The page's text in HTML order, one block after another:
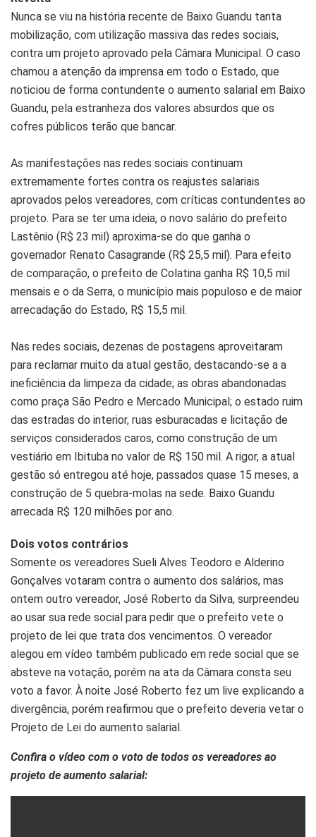
Nunca se viu na história recente de Baixo Guandu tanta
mobilização, com utilização massiva das redes sociais,
contra um projeto aprovado pela Câmara Municipal. O caso
chamou a atenção da imprensa em todo o Estado, que
noticiou de forma contundente o aumento salarial em Baixo
Guandu, pela estranheza dos valores absurdos que os
cofres públicos terão que bancar.
As manifestações nas redes sociais continuam
extremamente fortes contra os reajustes salariais
aprovados pelos vereadores, com críticas contundentes ao
projeto. Para se ter uma ideia, o novo salário do prefeito
Lastênio (R$ 23 mil) aproxima-se do que ganha o
governador Renato Casagrande (R$ 25,5 mil). Para efeito
de comparação, o prefeito de Colatina ganha R$ 10,5 mil
mensais e o da Serra, o município mais populoso e de maior
arrecadação do Estado, R$ 15,5 mil.
Nas redes sociais, dezenas de postagens aproveitaram
para reclamar muito da atual gestão, destacando-se a a
ineficiência da limpeza da cidade; as obras abandonadas
como praça São Pedro e Mercado Municipal; o estado ruim
das estradas do interior, ruas esburacadas e licitação de
serviços considerados caros, como construção de um
vestiário em Ibituba no valor de R$ 150 mil. A rigor, a atual
gestão só entregou até hoje, passados quase 15 meses, a
construção de 5 quebra-molas na sede. Baixo Guandu
arrecada R$ 120 milhões por ano.
Dois votos contrários
Somente os vereadores Sueli Alves Teodoro e Alderino
Gonçalves votaram contra o aumento dos salários, mas
ontem outro vereador, José Roberto da Silva, surpreendeu
ao usar sua rede social para pedir que o prefeito vete o
projeto de lei que trata dos vencimentos. O vereador
alegou em vídeo também publicado em rede social que se
absteve na votação, porém na ata da Câmara consta seu
voto a favor. À noite José Roberto fez um live explicando a
divergência, porém reafirmou que o prefeito deveria vetar o
Projeto de Lei do aumento salarial.
Confira o vídeo com o voto de todos os vereadores ao
projeto de aumento salarial: